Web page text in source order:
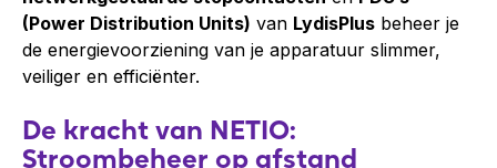
(Power Distribution Units) van LydisPlus beheer je
de energievoorziening van je apparatuur slimmer,
veiliger en efficiënter.
De kracht van NETIO:
Stroombeheer op afstand